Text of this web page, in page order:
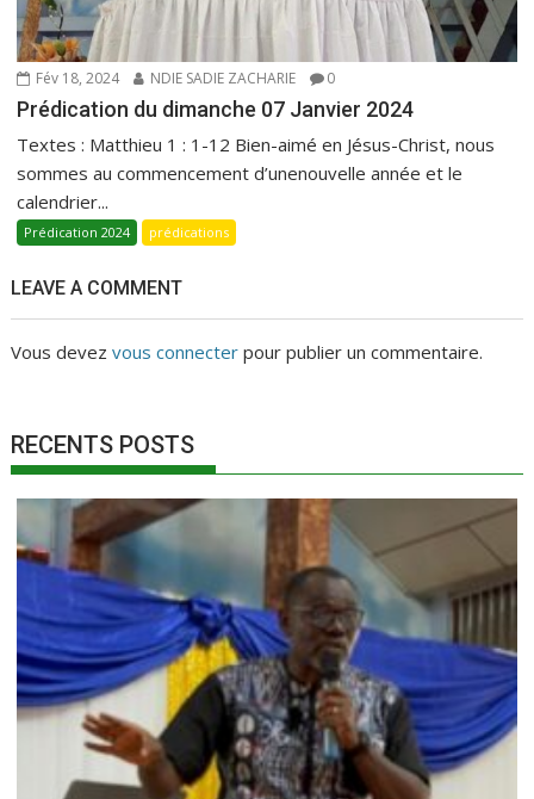
Fév 18, 2024 NDIE SADIE ZACHARIE 0
Prédication du dimanche 07 Janvier 2024
Textes : Matthieu 1 : 1-12 Bien-aimé en Jésus-Christ, nous
sommes au commencement d’unenouvelle année et le
calendrier...
Prédication 2024 prédications
LEAVE A COMMENT
Vous devezvous connecter pour publier un commentaire.
RECENTS POSTS